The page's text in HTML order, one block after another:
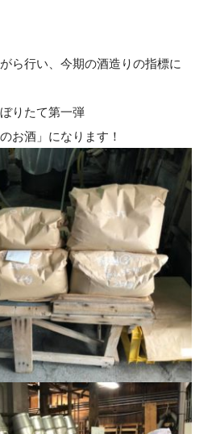
ら行い、今期の酒造りの指標に
りたて第一弾
お酒」になります！